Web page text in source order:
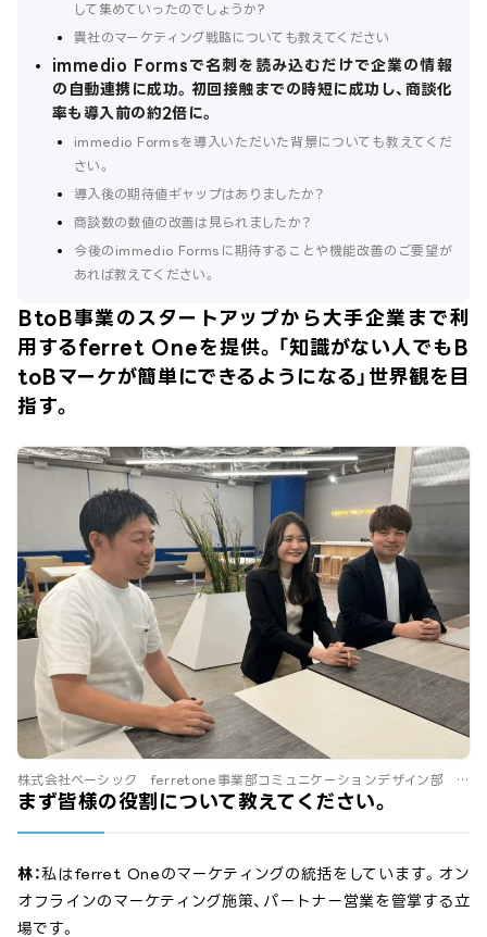
して集めていったのでしょうか?
貴社のマーケティング戦略についても教えてください
immedio Formsで名刺を読み込むだけで企業の情報
の自動連携に成功。初回接触までの時短に成功し、商談化
率も導入前の約2倍に。
immedio Formsを導入いただいた背景についても教えてくだ
さい。
導入後の期待値ギャップはありましたか？
商談数の数値の改善は見られましたか？
今後のimmedio Formsに期待することや機能改善のご要望が
あれば教えてください。
BtoB事業のスタートアップから大手企業まで利
用するferret Oneを提供。「知識がない人でもB
toBマーケが簡単にできるようになる」世界観を目
指す。
株式会社ベーシック ferretone事業部コミュニケーションデザイン部
林様、宗形様、菊池様
まず皆様の役割について教えてください。
林：私はferret Oneのマーケティングの統括をしています。オン
オフラインのマーケティング施策、パートナー営業を管掌する立
場です。